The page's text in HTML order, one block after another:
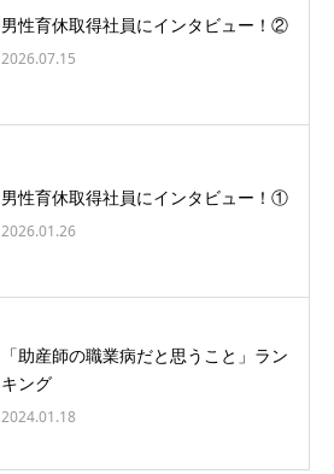
男性育休取得社員にインタビュー！②
2026.07.15
男性育休取得社員にインタビュー！①
2026.01.26
「助産師の職業病だと思うこと」ラン
キング
2024.01.18